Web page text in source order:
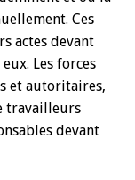
Ces
actes devant
Les forces
et autoritaires,
travailleurs
devant